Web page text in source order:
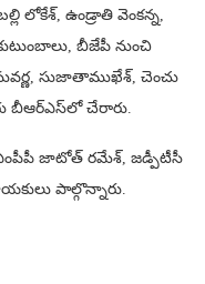
లోకేశ్‌, ఉండ్రాతి వెంకన్న,
బీజేపీ నుంచి
సుజాతాముఖేశ్‌, చెంచు
బీఆర్‌ఎస్‌లో చేరారు.
ఎంపీపీ జాటోత్‌ రమేశ్‌, జడ్పీటీసీ
పాల్గొన్నారు.